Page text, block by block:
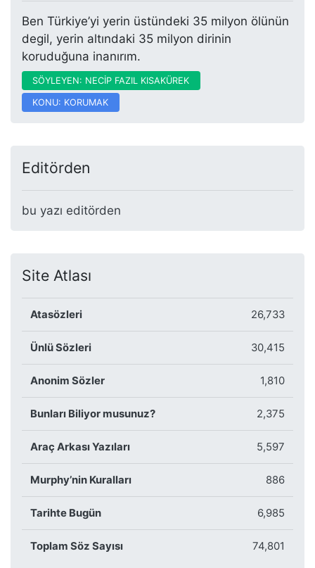
Ben Türkiye’yi yerin üstündeki 35 milyon ölünün
degil, yerin altındaki 35 milyon dirinin
koruduğuna inanırım.
SÖYLEYEN: NECİP FAZIL KISAKÜREK
KONU: KORUMAK
Editörden
bu yazı editörden
Site Atlası
Atasözleri 26,733
Ünlü Sözleri 30,415
Anonim Sözler 1,810
Bunları Biliyor musunuz? 2,375
Araç Arkası Yazıları 5,597
Murphy’nin Kuralları 886
Tarihte Bugün 6,985
Toplam Söz Sayısı 74,801